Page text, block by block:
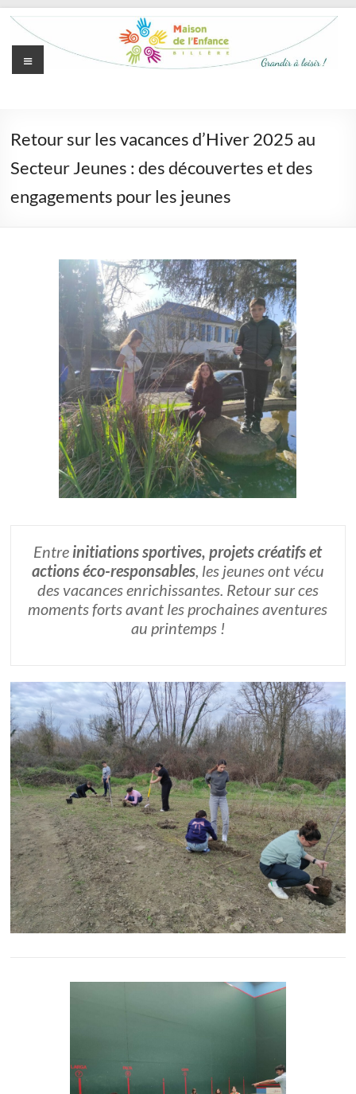
Aller
contenu
l'Enfance
de
Billère
Menu
Retour sur les vacances d’Hiver 2025 au
Secteur Jeunes : des découvertes et des
engagements pour les jeunes
Entre initiations sportives, projets créatifs et
actions éco-responsables, les jeunes ont vécu
des vacances enrichissantes. Retour sur ces
moments forts avant les prochaines aventures
au printemps !